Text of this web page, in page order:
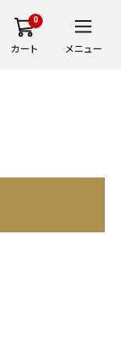
0
カート メニュー